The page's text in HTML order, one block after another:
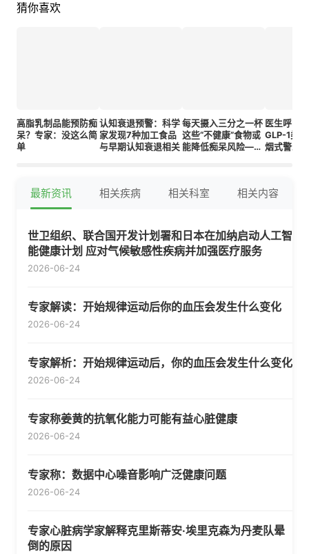
猜你喜欢
高脂乳制品能预防痴
呆？专家：没这么简
单
认知衰退预警：科学
家发现7种加工食品
与早期认知衰退相关
每天摄入三分之一杯
这些“不健康”食物或
能降低痴呆风险——
医生呼吁
GLP-1类
烟式警示
最新资讯 相关疾病 相关科室 相关内容
世卫组织、联合国开发计划署和日本在加纳启动人工智
能健康计划 应对气候敏感性疾病并加强医疗服务
2026-06-24
专家解读：开始规律运动后你的血压会发生什么变化
2026-06-24
专家解析：开始规律运动后，你的血压会发生什么变化
2026-06-24
专家称姜黄的抗氧化能力可能有益心脏健康
2026-06-24
专家称：数据中心噪音影响广泛健康问题
2026-06-24
专家心脏病学家解释克里斯蒂安·埃里克森为丹麦队晕
倒的原因